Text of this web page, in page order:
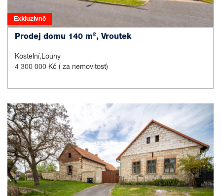
Exkluzivně
Prodej domu 140 m², Vroutek
Kostelní,Louny
4 300 000 Kč ( za nemovitost)